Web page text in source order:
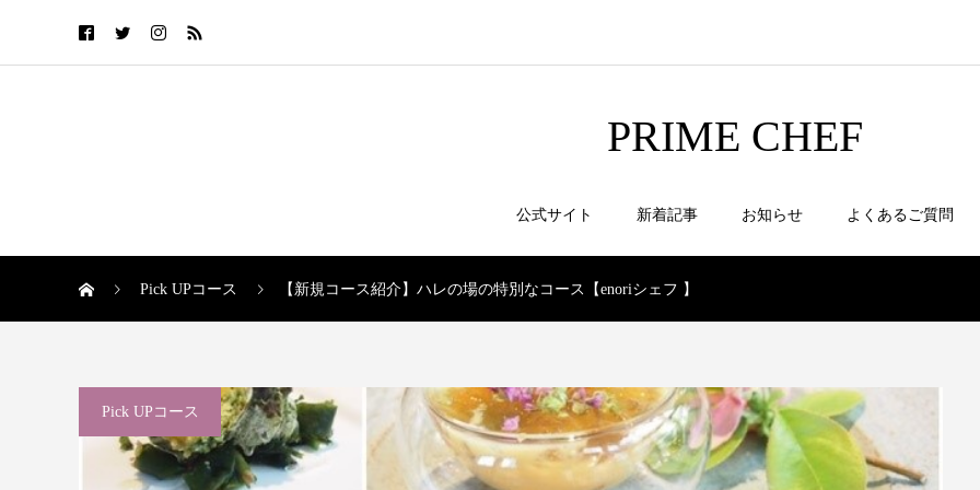
PRIME CHEF
公式サイト 新着記事 お知らせ よくあるご質問
Pick UPコース 【新規コース紹介】ハレの場の特別なコース【enoriシェフ 】
Pick UPコース